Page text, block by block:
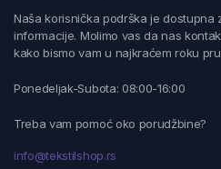
Naša korisnička podrška je dostupna
informacije. Molimo vas da nas
kako bismo vam u najkraćem roku
Ponedeljak-Subota: 08:00-16:00
Treba vam pomoć oko porudžbine?
info@tekstilshop.rs